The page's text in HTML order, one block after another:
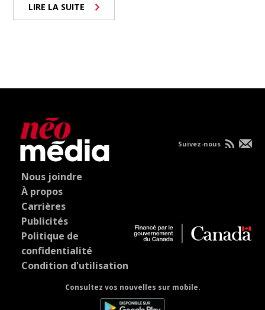
LIRE LA SUITE
Nous joindre
À propos
Carrières
Publicités
Politique de
confidentialité
Condition d'utilisation
Consultez vos nouvelles sur mobile.
Suivez-nous